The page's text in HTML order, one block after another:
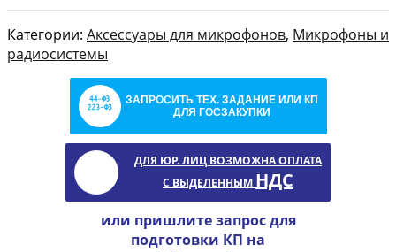
Категории: Аксессуары для микрофонов, Микрофоны и
радиосистемы
ЗАПРОСИТЬ ТЕХ. ЗАДАНИЕ ИЛИ КП
ДЛЯ ГОСЗАКУПКИ
ДЛЯ ЮР. ЛИЦ ВОЗМОЖНА ОПЛАТА
С ВЫДЕЛЕННЫМ НДС
или пришлите запрос для
подготовки КП на